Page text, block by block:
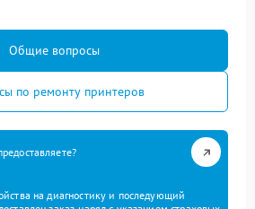
Общие вопросы
по ремонту принтеров
на диагностику и последующий